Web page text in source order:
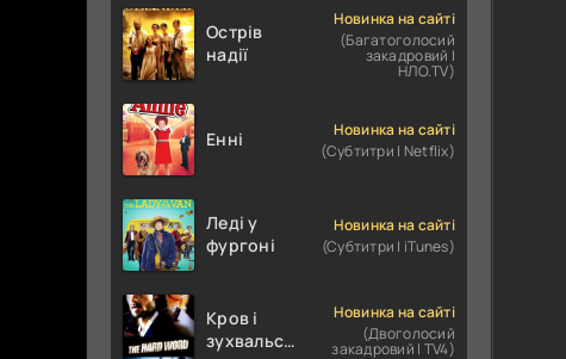
Острів
надії
Новинка на сайті
(Багатоголосий
закадровий |
НЛО.TV)
Енні
Новинка на сайті
(Субтитри | Netflix)
Леді у
фургоні
Новинка на сайті
(Субтитри | iTunes)
Кров і
зухвальство
Новинка на сайті
(Двоголосий
закадровий | TV4)